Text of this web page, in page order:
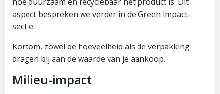
aspect bespreken we verder in de Green Impact-
sectie.
Kortom, zowel de hoeveelheid als de verpakking
dragen bij aan de waarde van je aankoop.
Milieu-impact